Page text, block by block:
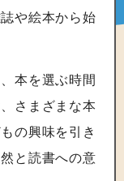
や絵本から始
本を選ぶ時間
さまざまな本
の興味を引き
と読書への意